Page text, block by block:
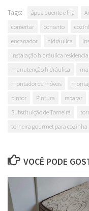
Tags: água quente e fria
consertar
conserto
encanador
hidráulica
instalação hidráulica residencial
manutenção hidráulica
montador de móveis
pintor
Pintura reparar
Substituição de Torneira
torneira gourmet para cozinha
VOCÊ PODE